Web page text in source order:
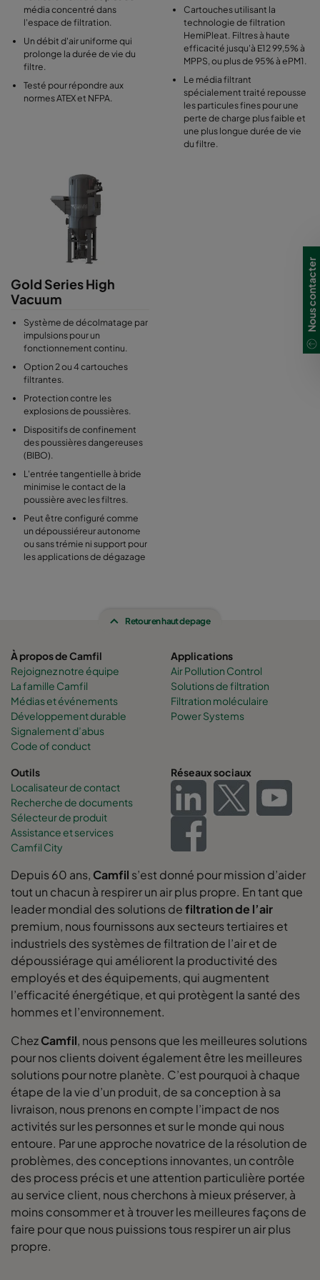
plissé très efficace expose plus de surface filtrante au flux d'air,
de sorte que le filtre capture plus de poussière et la libère lors du
nettoyage par impulsions. Les médias filtrants offrant
différentes propriétés garantissent la meilleure efficacité de
nettoyage pour différents types de poussière, y compris les
poussières fines, fibreuses et lourdes. Tous les dépoussiéreurs
Gold Series sont faciles à utiliser et à entretenir. De grandes
portes de service donnent accès à l'intérieur de l'installation, le
système de barre de serrage permet un changement de filtre
média concentré dans
l'espace de filtration.
Un débit d'air uniforme qui
prolonge la durée de vie du
filtre.
Testé pour répondre aux
normes ATEX et NFPA.
Cartouches utilisant la
technologie de filtration
HemiPleat. Filtres à haute
efficacité jusqu'à E12 99,5% à
MPPS, ou plus de 95% à ePM1.
Le média filtrant
spécialement traité repousse
les particules fines pour une
perte de charge plus faible et
une plus longue durée de vie
du filtre.
Gold Series High
Vacuum
Système de décolmatage par
impulsions pour un
fonctionnement continu.
Option 2 ou 4 cartouches
filtrantes.
Protection contre les
explosions de poussières.
Dispositifs de confinement
des poussières dangereuses
(BIBO).
L'entrée tangentielle à bride
minimise le contact de la
poussière avec les filtres.
Peut être configuré comme
un dépoussiéreur autonome
ou sans trémie ni support pour
les applications de dégazage
Retour en haut de page
À propos de Camfil
Rejoignez notre équipe
La famille Camfil
Médias et événements
Développement durable
Signalement d’abus
Code of conduct
Applications
Air Pollution Control
Solutions de filtration
Filtration moléculaire
Power Systems
Outils
Localisateur de contact
Recherche de documents
Sélecteur de produit
Assistance et services
Camfil City
Réseaux sociaux
Depuis 60 ans, Camfil s’est donné pour mission d’aider
tout un chacun à respirer un air plus propre. En tant que
leader mondial des solutions defiltration de l’air
premium, nous fournissons aux secteurs tertiaires et
industriels des systèmes de filtration de l’air et de
dépoussiérage qui améliorent la productivité des
employés et des équipements, qui augmentent
l’efficacité énergétique, et qui protègent la santé des
hommes et l’environnement.
ChezCamfil, nous pensons que les meilleures solutions
pour nos clients doivent également être les meilleures
solutions pour notre planète. C’est pourquoi à chaque
étape de la vie d’un produit, de sa conception à sa
livraison, nous prenons en compte l’impact de nos
activités sur les personnes et sur le monde qui nous
entoure. Par une approche novatrice de la résolution de
problèmes, des conceptions innovantes, un contrôle
des process précis et une attention particulière portée
au service client, nous cherchons à mieux préserver, à
moins consommer et à trouver les meilleures façons de
faire pour que nous puissions tous respirer un air plus
propre.
Nous contacter